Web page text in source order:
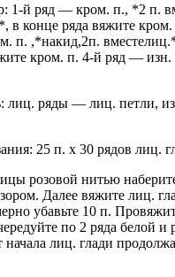
1-й ряд — кром. п., *2 п.
в конце ряда вяжите
п. ,*накид,2п.
кром. п. 4-й ряд —
лиц. ряды — лиц. петли,
25 п. х 30 рядов лиц.
розовой нитью
Далее вяжите лиц.
убавьте 10 п.
по 2 ряда белой
начала лиц. глади